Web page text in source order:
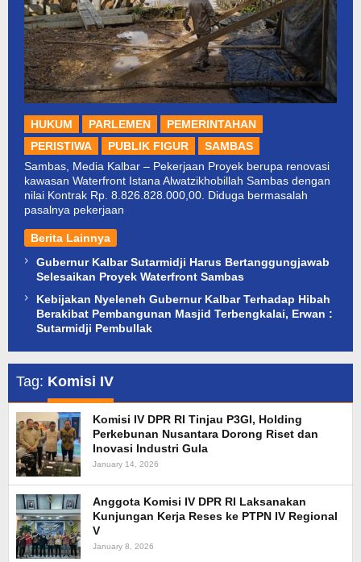
HUKUM PARLEMEN
PEMERINTAHAN
PERISTIWA
PUBLIK FIGUR
SAMBAS
Sambas, Media Kalbar – Pekerjaan Proyek berupa renovasi
kawasan Waterfront Istana Alwatzikhobillah Sambas dengan
nilai Kontrak Rp. 8.826.828.000,00. Diduga bermasalah
pasalnya pekerjaan
Berita Lainnya
Gubernur Kalbar Sutarmidji Harus Bertanggungjawab
Selesaikan Proyek Waterfront Sambas
Kebijakan Nyeleneh Gubernur Kalbar Terhadap Hibah
Berakibat Pembangunan Masjid Terbengkalai, Erwan :
Sutarmidji Pembullak
Tag: Komisi IV
Komisi IV DPR RI Tinjau P3GI, Holding
Perkebunan Nusantara Dorong Riset dan
Inovasi Industri Gula
January 14, 2026
Anggota Komisi IV DPR RI Laksanakan
Kunjungan Kerja Reses ke PTPN IV Regional
V
January 8, 2026